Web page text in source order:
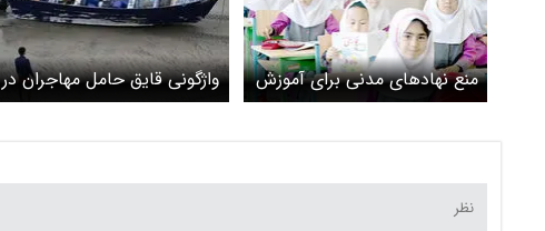
منع نهادهای مدنی برای آموزش
به کودکان افغانستانی
واژگونی قایق حامل مهاجران در
مسیر جزایر اسپانیا/ مرگ ۶۹